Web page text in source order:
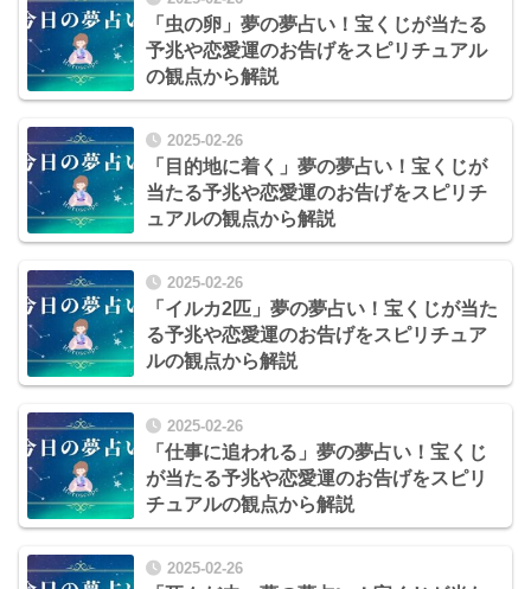
「虫の卵」夢の夢占い！宝くじが当たる
予兆や恋愛運のお告げをスピリチュアル
の観点から解説
2025-02-26
「目的地に着く」夢の夢占い！宝くじが
当たる予兆や恋愛運のお告げをスピリチ
ュアルの観点から解説
2025-02-26
「イルカ2匹」夢の夢占い！宝くじが当た
る予兆や恋愛運のお告げをスピリチュア
ルの観点から解説
2025-02-26
「仕事に追われる」夢の夢占い！宝くじ
が当たる予兆や恋愛運のお告げをスピリ
チュアルの観点から解説
2025-02-26